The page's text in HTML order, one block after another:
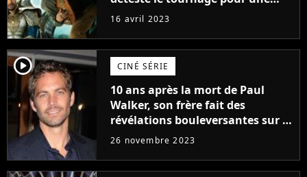
raison très spéciale
16 avril 2023
player2 CINÉ SÉRIE
10 ans après la mort de Paul
Walker, son frère fait des
révélations bouleversantes sur la
réaction des acteurs de Fast and
26 novembre 2023